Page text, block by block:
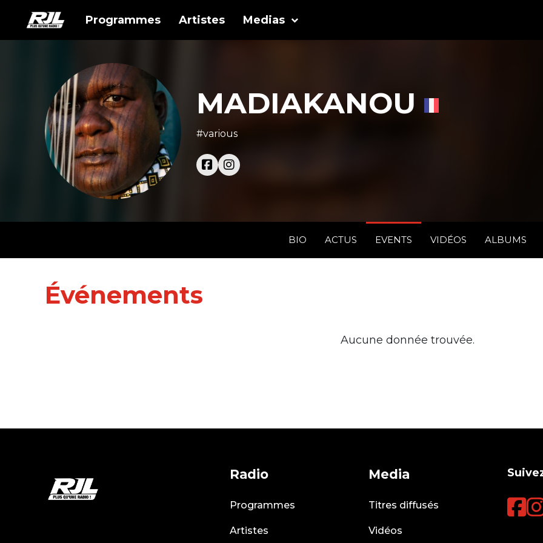
Programmes Artistes Medias
MADIAKANOU
#various
BIO ACTUS EVENTS VIDÉOS ALBUMS
Événements
Aucune donnée trouvée.
Radio
Programmes
Artistes
Media
Titres diffusés
Vidéos